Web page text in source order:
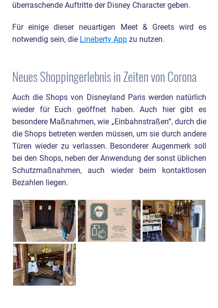
überraschende Auftritte der Disney Character geben.
Für einige dieser neuartigen Meet & Greets wird es
notwendig sein, die Lineberty App zu nutzen.
Neues Shoppingerlebnis in Zeiten von Corona
Auch die Shops von Disneyland Paris werden natürlich
wieder für Euch geöffnet haben. Auch hier gibt es
besondere Maßnahmen, wie „Einbahnstraßen“, durch die
die Shops betreten werden müssen, um sie durch andere
Türen wieder zu verlassen. Besonderer Augenmerk soll
bei den Shops, neben der Anwendung der sonst üblichen
Schutzmaßnahmen, auch wieder beim kontaktlosen
Bezahlen liegen.